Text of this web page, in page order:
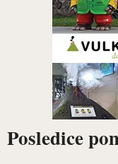
Posledice